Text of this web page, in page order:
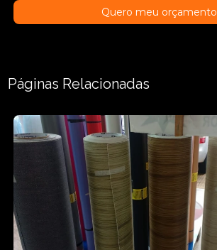
Quero meu orçamento
Páginas Relacionadas